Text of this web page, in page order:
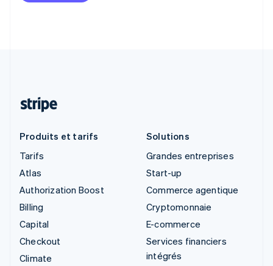
Produits et tarifs
Tarifs
Atlas
Authorization Boost
Billing
Capital
Checkout
Climate
Solutions
Grandes entreprises
Start-up
Commerce agentique
Cryptomonnaie
E-commerce
Services financiers
intégrés